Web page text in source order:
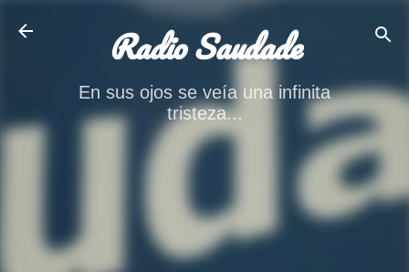
Radio Saudade
En sus ojos se veía una infinita
tristeza...